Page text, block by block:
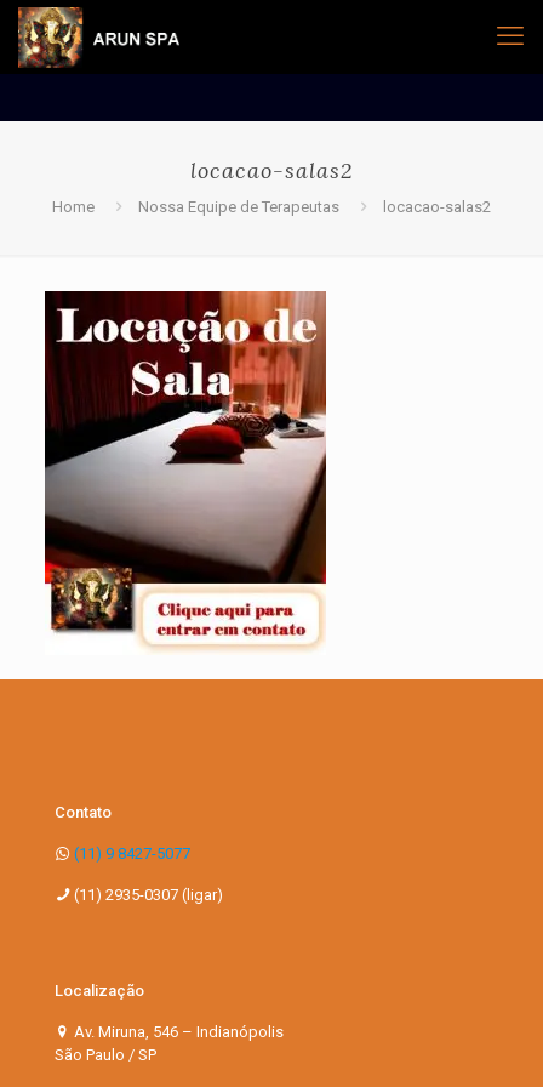
locacao-salas2
Home Nossa Equipe de Terapeutas locacao-salas2
Contato
(11) 9 8427-5077
(11) 2935-0307 (ligar)
Localização
Av. Miruna, 546 – Indianópolis
São Paulo / SP